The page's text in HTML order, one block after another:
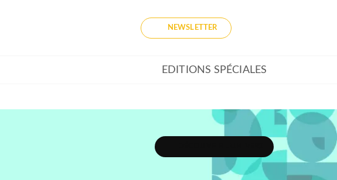
NEWSLETTER
EDITIONS SPÉCIALES